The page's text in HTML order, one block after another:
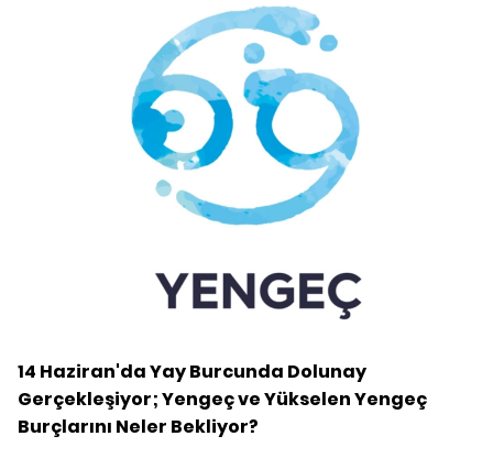
14 Haziran'da Yay Burcunda Dolunay
Gerçekleşiyor; Yengeç ve Yükselen Yengeç
Burçlarını Neler Bekliyor?